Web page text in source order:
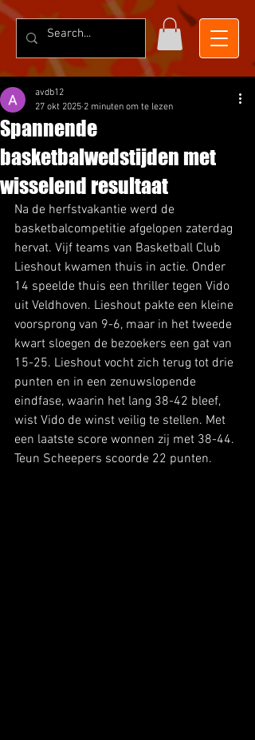
Spannende
basketbalwedstijden met
wisselend resultaat
avdb12
27 okt 2025 2 minuten om te lezen
Na de herfstvakantie werd de
basketbalcompetitie afgelopen zaterdag
hervat. Vijf teams van Basketball Club
Lieshout kwamen thuis in actie. Onder
14 speelde thuis een thriller tegen Vido
uit Veldhoven. Lieshout pakte een kleine
voorsprong van 9-6, maar in het tweede
kwart sloegen de bezoekers een gat van
15-25. Lieshout vocht zich terug tot drie
punten en in een zenuwslopende
eindfase, waarin het lang 38-42 bleef,
wist Vido de winst veilig te stellen. Met
een laatste score wonnen zij met 38-44.
Teun Scheepers scoorde 22 punten.